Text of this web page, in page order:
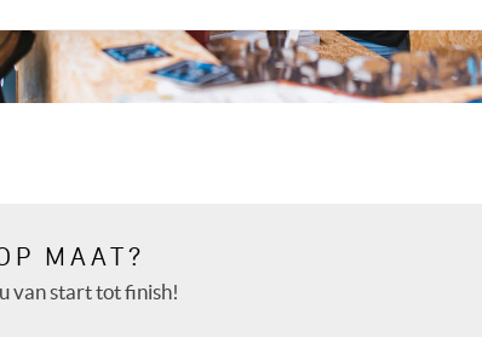
MAAT?
van start tot finish!